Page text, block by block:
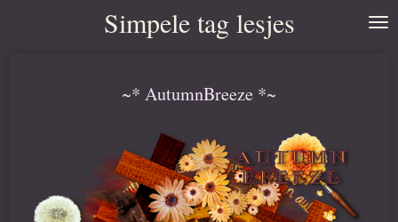
Simpele tag lesjes
~* AutumnBreeze *~